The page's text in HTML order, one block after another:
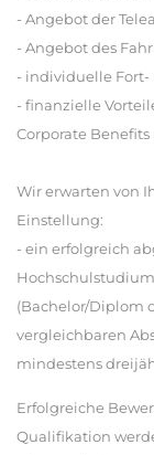
- Angebot der
- Angebot des
- individuelle
- finanzielle
Corporate
Wir erwarten von
Einstellung:
- ein erfolgreich
(Bachelor/Diplom
vergleichbaren
mindestens
Erfolgreiche
Qualifikation